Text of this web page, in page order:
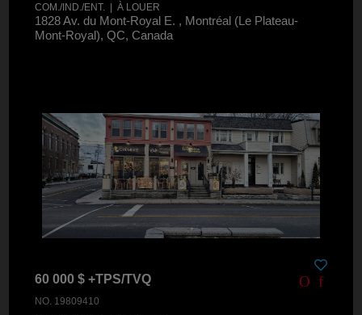
COM./IND./ENT. | À LOUER
1828 Av. du Mont-Royal E. , Montréal (Le Plateau-
Mont-Royal), QC, Canada
60 000 $ +TPS/TVQ
NO. 19809410